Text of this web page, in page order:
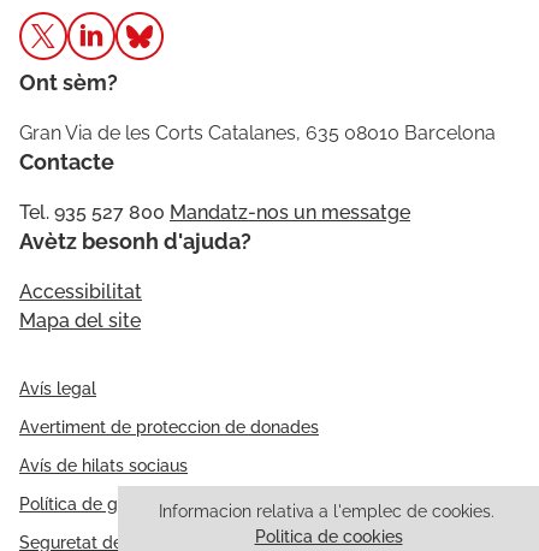
Informacion relativa a l'emplec de cookies.
Politica de cookies
Ont sèm?
Gran Via de les Corts Catalanes, 635 08010 Barcelona
Contacte
Tel. 935 527 800 Mandatz-nos un messatge
Avètz besonh d'ajuda?
Accessibilitat
Mapa del site
Avís legal
Avertiment de proteccion de donades
Avís de hilats sociaus
Política de galetes
Seguretat de l'información